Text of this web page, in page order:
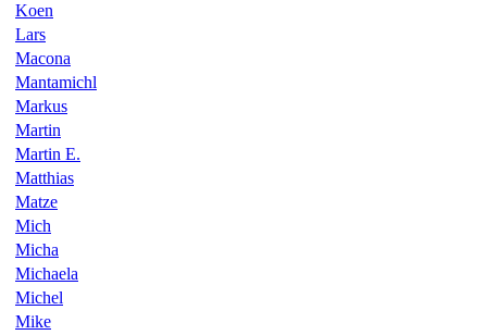
Koen
Lars
Macona
Mantamichl
Markus
Martin
Martin E.
Matthias
Matze
Mich
Micha
Michaela
Michel
Mike